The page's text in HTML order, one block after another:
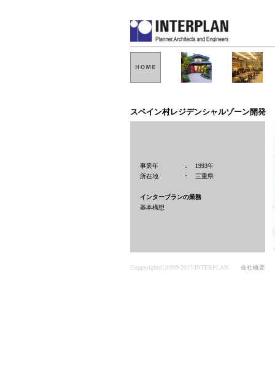
スペイン村レジデンシャルゾーン開発
事業年 ： 1993年
所在地 ： 三重県
インタープランの業務
基本構想